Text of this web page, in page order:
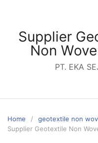
contentSupplier
Non
PT. EKA
Home
geotextile non
Supplier Geotextile Non